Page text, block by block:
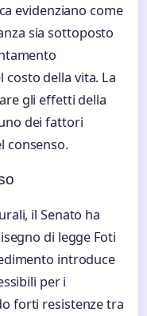
evidenziano come
sia sottoposto
costo della vita. La
gli effetti della
dei fattori
consenso.
il Senato ha
di legge Foti
introduce
per i
forti resistenze tra